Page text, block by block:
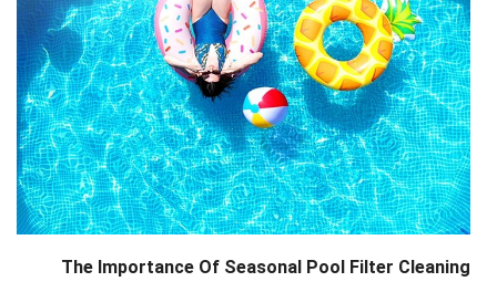
The Importance Of Seasonal Pool Filter Cleaning